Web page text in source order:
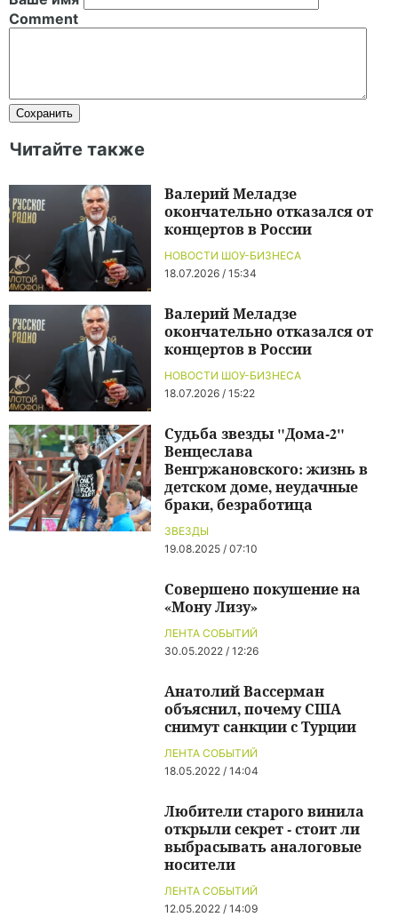
Comment
Читайте также
НОВОСТИ ШОУ-БИЗНЕСА
18.07.2026 / 15:34
Валерий Меладзе
окончательно отказался от
концертов в России
НОВОСТИ ШОУ-БИЗНЕСА
18.07.2026 / 15:22
Валерий Меладзе
окончательно отказался от
концертов в России
ЗВЕЗДЫ
19.08.2025 / 07:10
Судьба звезды "Дома-2"
Венцеслава
Венгржановского: жизнь в
детском доме, неудачные
браки, безработица
ЛЕНТА СОБЫТИЙ
30.05.2022 / 12:26
Совершено покушение на
«Мону Лизу»
ЛЕНТА СОБЫТИЙ
18.05.2022 / 14:04
Анатолий Вассерман
объяснил, почему США
снимут санкции с Турции
ЛЕНТА СОБЫТИЙ
12.05.2022 / 14:09
Любители старого винила
открыли секрет - стоит ли
выбрасывать аналоговые
носители